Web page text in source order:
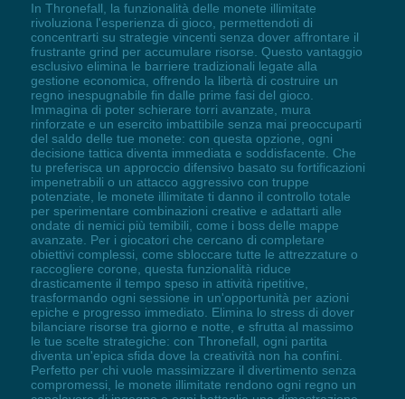
In Thronefall, la funzionalità delle monete illimitate
rivoluziona l'esperienza di gioco, permettendoti di
concentrarti su strategie vincenti senza dover affrontare il
frustrante grind per accumulare risorse. Questo vantaggio
esclusivo elimina le barriere tradizionali legate alla
gestione economica, offrendo la libertà di costruire un
regno inespugnabile fin dalle prime fasi del gioco.
Immagina di poter schierare torri avanzate, mura
rinforzate e un esercito imbattibile senza mai preoccuparti
del saldo delle tue monete: con questa opzione, ogni
decisione tattica diventa immediata e soddisfacente. Che
tu preferisca un approccio difensivo basato su fortificazioni
impenetrabili o un attacco aggressivo con truppe
potenziate, le monete illimitate ti danno il controllo totale
per sperimentare combinazioni creative e adattarti alle
ondate di nemici più temibili, come i boss delle mappe
avanzate. Per i giocatori che cercano di completare
obiettivi complessi, come sbloccare tutte le attrezzature o
raccogliere corone, questa funzionalità riduce
drasticamente il tempo speso in attività ripetitive,
trasformando ogni sessione in un'opportunità per azioni
epiche e progresso immediato. Elimina lo stress di dover
bilanciare risorse tra giorno e notte, e sfrutta al massimo
le tue scelte strategiche: con Thronefall, ogni partita
diventa un'epica sfida dove la creatività non ha confini.
Perfetto per chi vuole massimizzare il divertimento senza
compromessi, le monete illimitate rendono ogni regno un